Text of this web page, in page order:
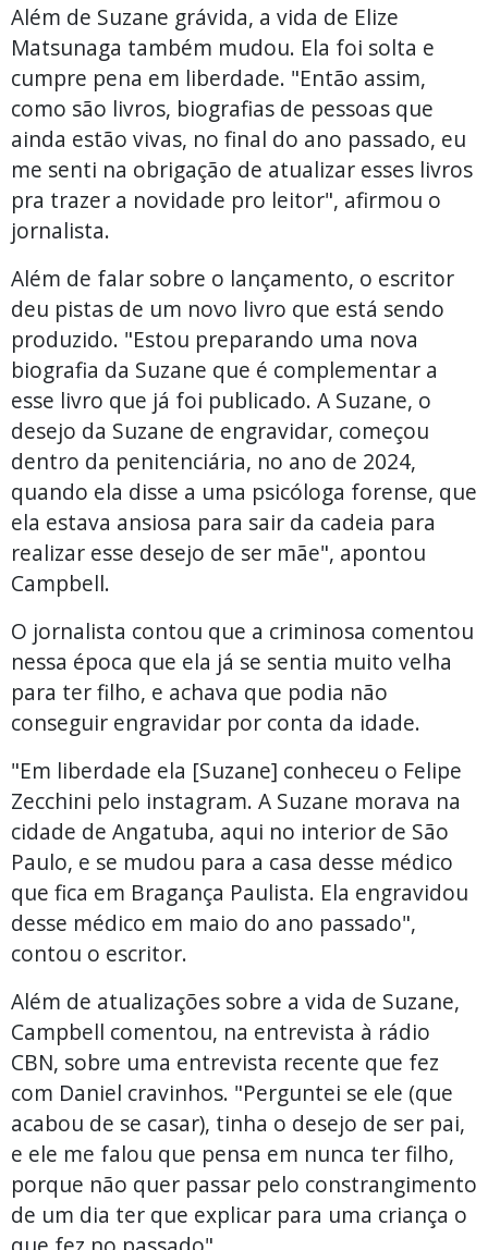
Além de Suzane grávida, a vida de Elize
Matsunaga também mudou. Ela foi solta e
cumpre pena em liberdade. "Então assim,
como são livros, biografias de pessoas que
ainda estão vivas, no final do ano passado, eu
me senti na obrigação de atualizar esses livros
pra trazer a novidade pro leitor", afirmou o
jornalista.
Além de falar sobre o lançamento, o escritor
deu pistas de um novo livro que está sendo
produzido. "Estou preparando uma nova
biografia da Suzane que é complementar a
esse livro que já foi publicado. A Suzane, o
desejo da Suzane de engravidar, começou
dentro da penitenciária, no ano de 2024,
quando ela disse a uma psicóloga forense, que
ela estava ansiosa para sair da cadeia para
realizar esse desejo de ser mãe", apontou
Campbell.
O jornalista contou que a criminosa comentou
nessa época que ela já se sentia muito velha
para ter filho, e achava que podia não
conseguir engravidar por conta da idade.
"Em liberdade ela [Suzane] conheceu o Felipe
Zecchini pelo instagram. A Suzane morava na
cidade de Angatuba, aqui no interior de São
Paulo, e se mudou para a casa desse médico
que fica em Bragança Paulista. Ela engravidou
desse médico em maio do ano passado",
contou o escritor.
Além de atualizações sobre a vida de Suzane,
Campbell comentou, na entrevista à rádio
CBN, sobre uma entrevista recente que fez
com Daniel cravinhos. "Perguntei se ele (que
acabou de se casar), tinha o desejo de ser pai,
e ele me falou que pensa em nunca ter filho,
porque não quer passar pelo constrangimento
de um dia ter que explicar para uma criança o